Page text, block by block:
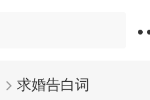
求婚告白词